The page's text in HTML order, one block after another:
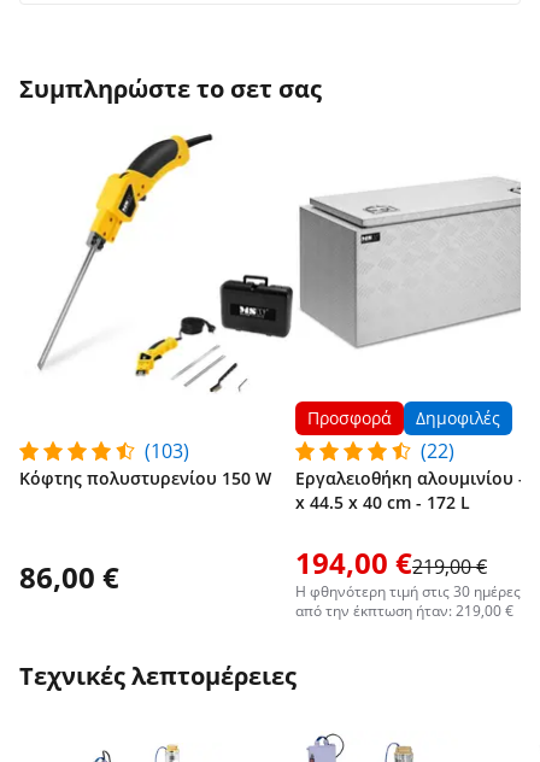
Συμπληρώστε το σετ σας
(103)
Κόφτης πολυστυρενίου 150 W
86,00 €
Προσφορά Δημοφιλές
(22)
Εργαλειοθήκη αλουμινίου -
x 44.5 x 40 cm - 172 L
194,00 €219,00 €
Η φθηνότερη τιμή στις 30 ημέρες
από την έκπτωση ήταν: 219,00 €
Τεχνικές λεπτομέρειες